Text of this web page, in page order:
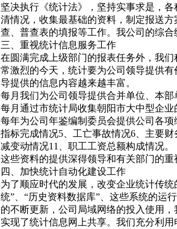
坚决执行《统计法》，坚持实事求是，
清情况，收集最基础的资料，制定报送
查、普查表的填报等工作。我公司的综合
三、重视统计信息服务工作
在圆满完成上级部门的报表任务外，我
常激烈的今天，统计要为公司领导提供
导提供的信息内容越来越丰富。
每月我们为公司领导提供合并单位、本
每月通过市统计局收集朝阳市大中型企
每年为公司年鉴编制委员会提供公司各
指标完成情况5、工亡事故情况6、主要
减变动情况11、职工工资总额构成情况。
这些资料的提供深得领导和有关部门的重
四、加快统计自动化建设工作
为了顺应时代的发展，改变企业统计传
统”、“历史资料数据库”、这些系统的运
的不断更新，公司局域网络的投入使用
实现了统计信息网上共享。我们充分利